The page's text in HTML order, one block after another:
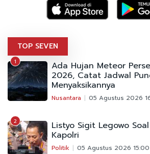
TOP SEVEN
1 Ada Hujan Meteor
2026, Catat Jadwal
Menyaksikannya
Nusantara 05 Agustus 2026
2 Listyo Sigit Legowo
Kapolri
Politik 05 Agustus 2026 15:00